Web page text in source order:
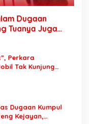
Dugaan
Tuanya Juga
Perkara
Tak Kunjung
di Polres
Dugaan Kumpul
Kejayan,